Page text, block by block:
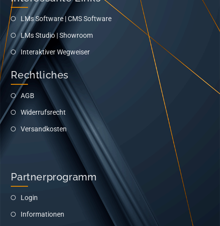
LMs Software | CMS Software
LMs Studio | Showroom
Interaktiver Wegweiser
Rechtliches
AGB
Widerrufsrecht
Versandkosten
Partnerprogramm
Login
Informationen